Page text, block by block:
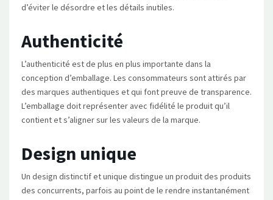
d’éviter le désordre et les détails inutiles.
Authenticité
L’authenticité est de plus en plus importante dans la
conception d’emballage. Les consommateurs sont attirés par
des marques authentiques et qui font preuve de transparence.
L’emballage doit représenter avec fidélité le produit qu’il
contient et s’aligner sur les valeurs de la marque.
Design unique
Un design distinctif et unique distingue un produit des produits
des concurrents, parfois au point de le rendre instantanément